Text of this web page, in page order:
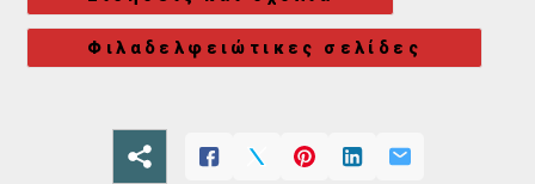
Φιλαδελφειώτικες σελίδες